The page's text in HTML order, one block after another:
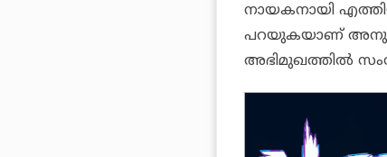
നായകനായി
പറയുകയാണ്
അഭിമുഖത്തില്‍